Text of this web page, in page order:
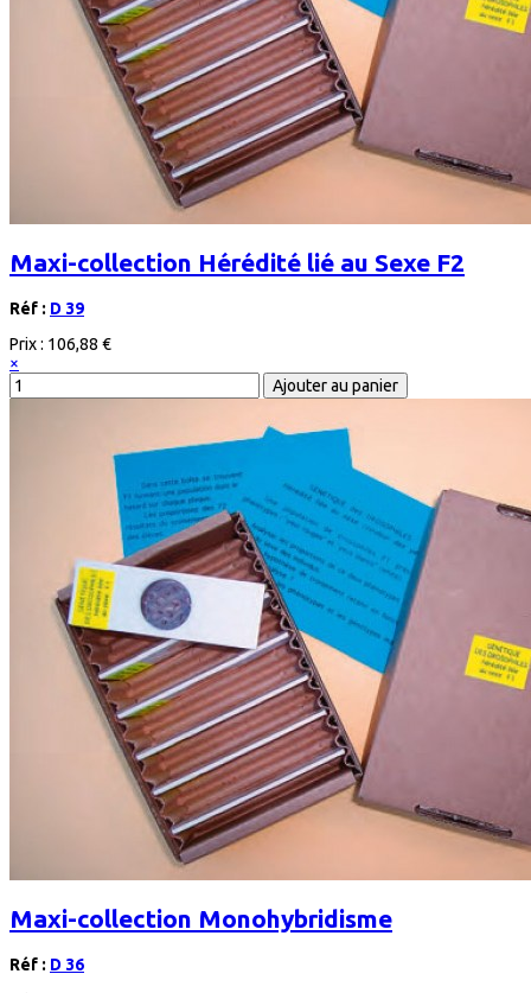
Maxi-collection Hérédité lié au Sexe F2
Réf : D 39
Prix : 106,88 €
×
Maxi-collection Monohybridisme
Réf : D 36